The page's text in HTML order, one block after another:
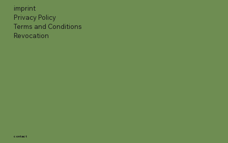
imprint
Privacy Policy
Terms and Conditions
Revocation
contact